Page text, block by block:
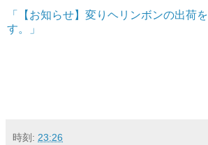
「【お知らせ】変りヘリンボンの出荷
す。」
時刻: 23:26